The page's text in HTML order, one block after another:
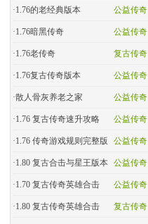
公益传奇
·1.76的老经典版本
公益传奇
·1.76暗黑传奇
复古传奇
·1.76老传奇
公益传奇
·1.76复古传奇版本
公益传奇
·散人骨灰养老之家
公益传奇
·1.76 复古传奇速升攻略
公益传奇
·1.76 传奇游戏规则完整版
公益传奇
·1.80 复古合击与星王版本
公益传奇
·1.70 复古传奇英雄合击
复古传奇
·1.80 复古传奇英雄合击